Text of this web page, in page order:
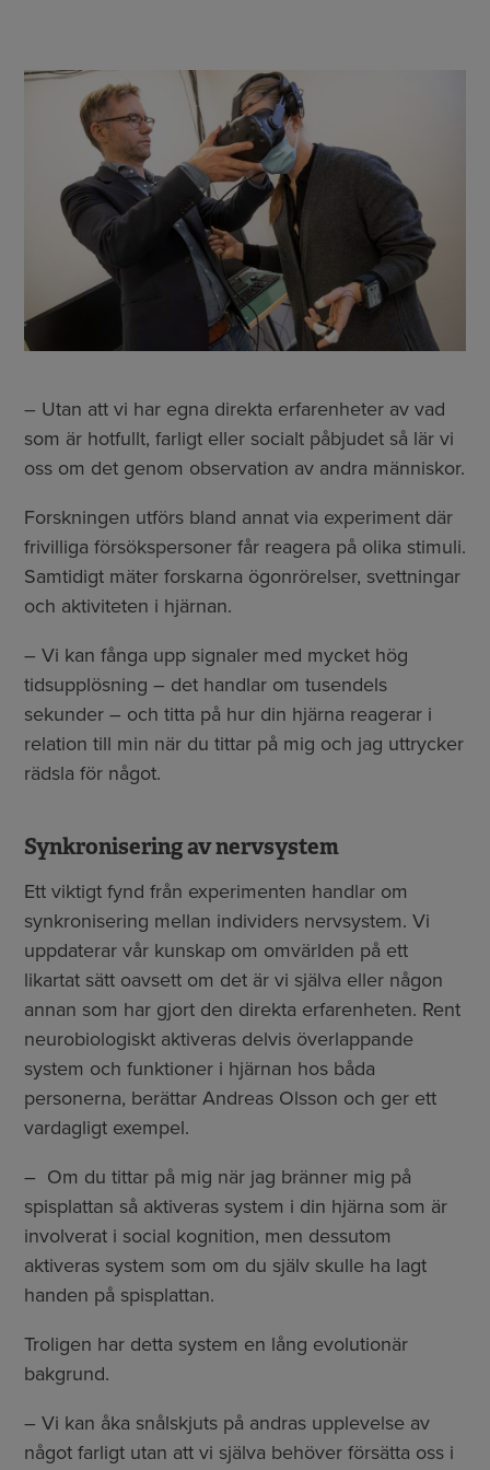
– Utan att vi har egna direkta erfarenheter av vad
som är hotfullt, farligt eller socialt påbjudet så lär vi
oss om det genom observation av andra människor.
Forskningen utförs bland annat via experiment där
frivilliga försökspersoner får reagera på olika stimuli.
Samtidigt mäter forskarna ögonrörelser, svettningar
och aktiviteten i hjärnan.
– Vi kan fånga upp signaler med mycket hög
tidsupplösning – det handlar om tusendels
sekunder – och titta på hur din hjärna reagerar i
relation till min när du tittar på mig och jag uttrycker
rädsla för något.
Synkronisering av nervsystem
Ett viktigt fynd från experimenten handlar om
synkronisering mellan individers nervsystem. Vi
uppdaterar vår kunskap om omvärlden på ett
likartat sätt oavsett om det är vi själva eller någon
annan som har gjort den direkta erfarenheten. Rent
neurobiologiskt aktiveras delvis överlappande
system och funktioner i hjärnan hos båda
personerna, berättar Andreas Olsson och ger ett
vardagligt exempel.
– Om du tittar på mig när jag bränner mig på
spisplattan så aktiveras system i din hjärna som är
involverat i social kognition, men dessutom
aktiveras system som om du själv skulle ha lagt
handen på spisplattan.
Troligen har detta system en lång evolutionär
bakgrund.
– Vi kan åka snålskjuts på andras upplevelse av
något farligt utan att vi själva behöver försätta oss i